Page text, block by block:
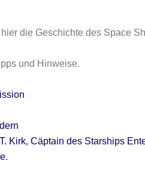
die Geschichte des Space
und Hinweise.
Kirk, Cäptain des Starships